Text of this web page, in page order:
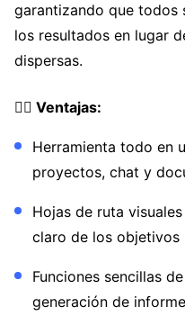
garantizando que todos
los resultados en lugar
dispersas.
👍🏼 Ventajas:
Herramienta todo en
proyectos, chat y
Hojas de ruta
claro de los objetivos
Funciones sencillas
generación de